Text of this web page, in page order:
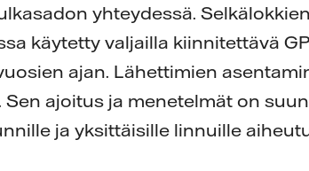
yhteydessä.
käytetty valjailla kiinnitettävä
ajan. Lähettimien
Sen ajoitus ja menetelmät on
ja yksittäisille linnuille